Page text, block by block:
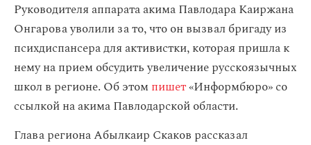
Руководителя аппарата акима Павлодара Каиржана
Онгарова уволили за то, что он вызвал бригаду из
психдиспансера для активистки, которая пришла к
нему на прием обсудить увеличение русскоязычных
школ в регионе. Об этом пишет«Информбюро» со
ссылкой на акима Павлодарской области.
Глава региона Абылкаир Скаков рассказал